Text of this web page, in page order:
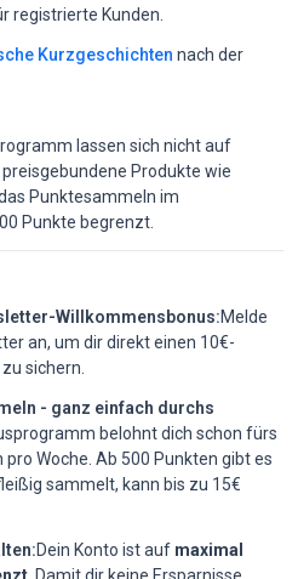
registrierte Kunden.
Kurzgeschichten nach der
lassen sich nicht auf
Produkte wie
Punktesammeln im
Punkte begrenzt.
Willkommensbonus:Melde
an, um dir direkt einen 10€-
sichern.
- ganz einfach durchs
belohnt dich schon fürs
Woche. Ab 500 Punkten gibt es
sammelt, kann bis zu 15€
Dein Konto ist auf maximal